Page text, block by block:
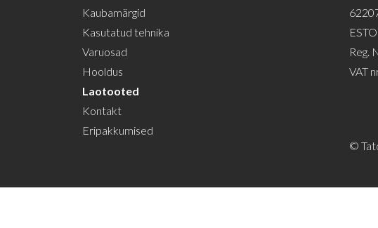
Kaubamärgid
Kasutatud tehnika
Varuosad
Hooldus
Laotooted
Kontakt
Eripakkumised
Reg.
VAT
©